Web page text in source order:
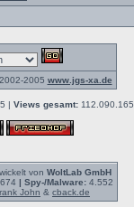
2005 www.jgs-xa.de
| Views gesamt: 112.090.165
von WoltLab GmbH
| Spy-/Malware:4.552
John & cback.de